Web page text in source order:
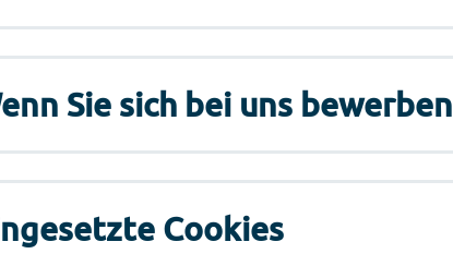
Sie sich bei uns bewerben
Cookies